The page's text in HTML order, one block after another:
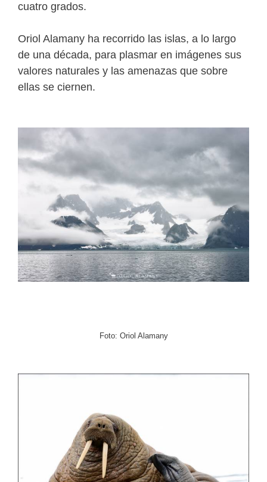
cuatro grados.
Oriol Alamany ha recorrido las islas, a lo largo
de una década, para plasmar en imágenes sus
valores naturales y las amenazas que sobre
ellas se ciernen.
Foto: Oriol Alamany